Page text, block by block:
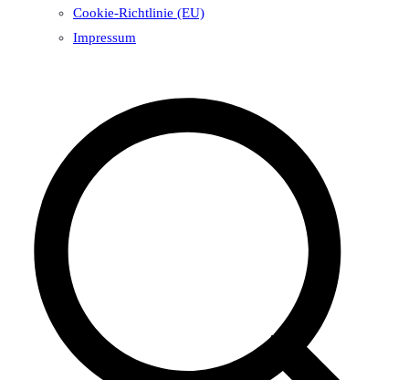
Cookie-Richtlinie (EU)
Impressum